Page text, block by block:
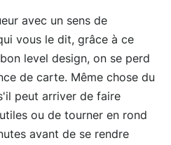
avec un sens de
vous le dit, grâce à ce
level design, on se perd
de carte. Même chose du
peut arriver de faire
ou de tourner en rond
avant de se rendre